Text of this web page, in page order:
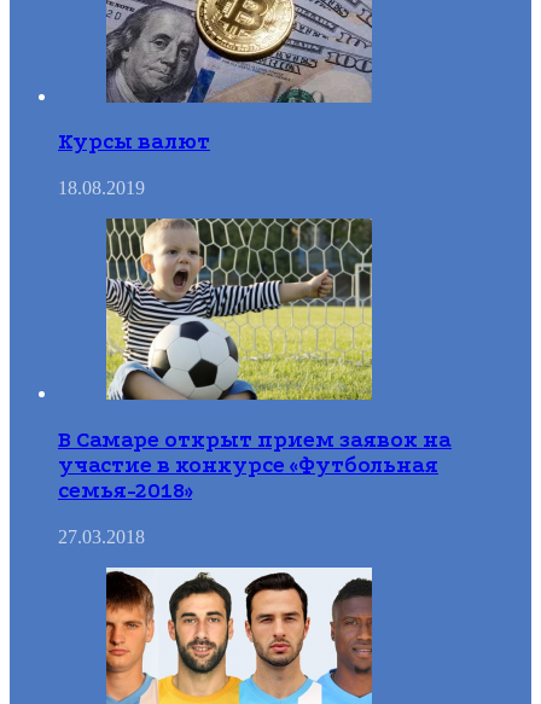
Курсы валют
18.08.2019
В Самаре открыт прием заявок на
участие в конкурсе «Футбольная
семья-2018»
27.03.2018